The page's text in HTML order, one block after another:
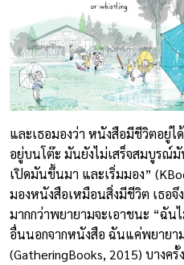
และเธอมองว่า หนังสือมีชีวิตอยู่
อยู่บนโต๊ะ มันยังไม่เสร็จสมบูรณ์
เปิดมันขึ้นมา และเริ่มมอง”
มองหนังสือเหมือนสิ่งมีชีวิต เธอจึ
มากกว่าพยายามจะเอาชนะ “ฉั
อื่นนอกจากหนังสือ ฉันแค่พยาย
(GatheringBooks, 2015) บางค